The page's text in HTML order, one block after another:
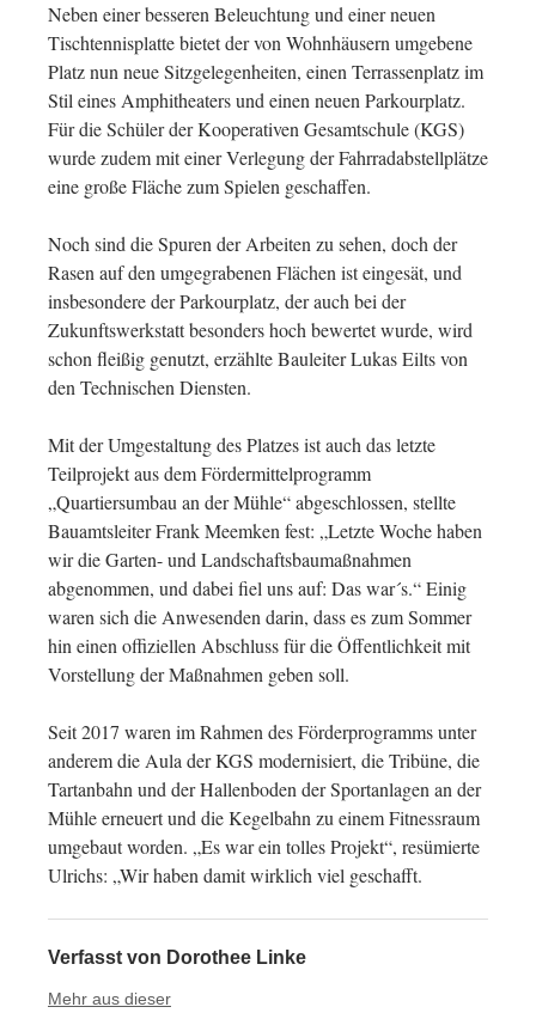
Neben einer besseren Beleuchtung und einer neuen
Tischtennisplatte bietet der von Wohnhäusern umgebene
Platz nun neue Sitzgelegenheiten, einen Terrassenplatz im
Stil eines Amphitheaters und einen neuen Parkourplatz.
Für die Schüler der Kooperativen Gesamtschule (KGS)
wurde zudem mit einer Verlegung der Fahrradabstellplätze
eine große Fläche zum Spielen geschaffen.
Noch sind die Spuren der Arbeiten zu sehen, doch der
Rasen auf den umgegrabenen Flächen ist eingesät, und
insbesondere der Parkourplatz, der auch bei der
Zukunftswerkstatt besonders hoch bewertet wurde, wird
schon fleißig genutzt, erzählte Bauleiter Lukas Eilts von
den Technischen Diensten.
Mit der Umgestaltung des Platzes ist auch das letzte
Teilprojekt aus dem Fördermittelprogramm
„Quartiersumbau an der Mühle“ abgeschlossen, stellte
Bauamtsleiter Frank Meemken fest: „Letzte Woche haben
wir die Garten- und Landschaftsbaumaßnahmen
abgenommen, und dabei fiel uns auf: Das war´s.“ Einig
waren sich die Anwesenden darin, dass es zum Sommer
hin einen offiziellen Abschluss für die Öffentlichkeit mit
Vorstellung der Maßnahmen geben soll.
Seit 2017 waren im Rahmen des Förderprogramms unter
anderem die Aula der KGS modernisiert, die Tribüne, die
Tartanbahn und der Hallenboden der Sportanlagen an der
Mühle erneuert und die Kegelbahn zu einem Fitnessraum
umgebaut worden. „Es war ein tolles Projekt“, resümierte
Ulrichs: „Wir haben damit wirklich viel geschafft.
Verfasst von Dorothee Linke
Mehr aus dieser